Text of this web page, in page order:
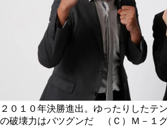
２０１０年決勝進出。ゆったりしたテ
の破壊力はバツグンだ （Ｃ）Ｍ－１